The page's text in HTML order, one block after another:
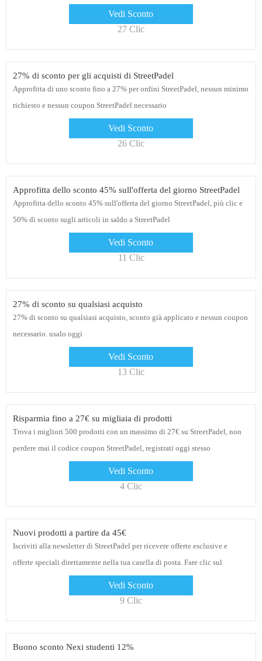
Vedi Sconto
27 Clic
27% di sconto per gli acquisti di StreetPadel
Approfitta di uno sconto fino a 27% per ordini StreetPadel, nessun minimo
richiesto e nessun coupon StreetPadel necessario
Vedi Sconto
26 Clic
Approfitta dello sconto 45% sull'offerta del giorno StreetPadel
Approfitta dello sconto 45% sull'offerta del giorno StreetPadel, più clic e
50% di sconto sugli articoli in saldo a StreetPadel
Vedi Sconto
11 Clic
27% di sconto su qualsiasi acquisto
27% di sconto su qualsiasi acquisto, sconto già applicato e nessun coupon
necessario. usalo oggi
Vedi Sconto
13 Clic
Risparmia fino a 27€ su migliaia di prodotti
Trova i migliori 500 prodotti con un massimo di 27€ su StreetPadel, non
perdere mai il codice coupon StreetPadel, registrati oggi stesso
Vedi Sconto
4 Clic
Nuovi prodotti a partire da 45€
Iscriviti alla newsletter di StreetPadel per ricevere offerte esclusive e
offerte speciali direttamente nella tua casella di posta. Fare clic sul
Vedi Sconto
9 Clic
Buono sconto Nexi studenti 12%